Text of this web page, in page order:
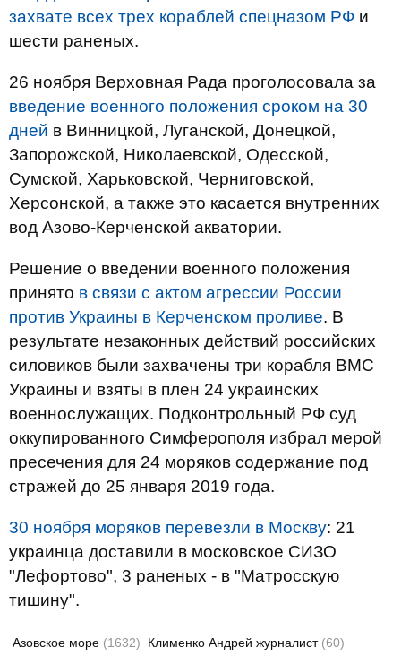
захвате всех трех кораблей спецназом РФ и
шести раненых.
26 ноября Верховная Рада проголосовала за
введение военного положения сроком на 30
дней в Винницкой, Луганской, Донецкой,
Запорожской, Николаевской, Одесской,
Сумской, Харьковской, Черниговской,
Херсонской, а также это касается внутренних
вод Азово-Керченской акватории.
Решение о введении военного положения
принято в связи с актом агрессии России
против Украины в Керченском проливе. В
результате незаконных действий российских
силовиков были захвачены три корабля ВМС
Украины и взяты в плен 24 украинских
военнослужащих. Подконтрольный РФ суд
оккупированного Симферополя избрал мерой
пресечения для 24 моряков содержание под
стражей до 25 января 2019 года.
30 ноября моряков перевезли в Москву: 21
украинца доставили в московское СИЗО
"Лефортово", 3 раненых - в "Матросскую
тишину".
Азовское море (1632) Клименко Андрей журналист (60)